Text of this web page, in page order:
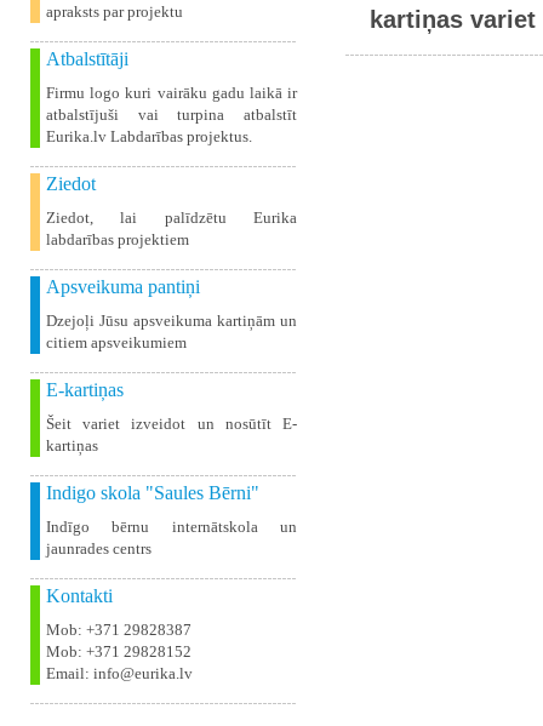
apraksts par projektu
Atbalstītāji
Firmu logo kuri vairāku gadu laikā ir
atbalstījuši vai turpina atbalstīt
Eurika.lv Labdarības projektus.
Ziedot
Ziedot, lai palīdzētu Eurika
labdarības projektiem
Apsveikuma pantiņi
Dzejoļi Jūsu apsveikuma kartiņām un
citiem apsveikumiem
E-kartiņas
Šeit variet izveidot un nosūtīt E-
kartiņas
Indigo skola "Saules Bērni"
Indīgo bērnu internātskola un
jaunrades centrs
Kontakti
Mob: +371 29828387
Mob: +371 29828152
Email: info@eurika.lv
kartiņas variet